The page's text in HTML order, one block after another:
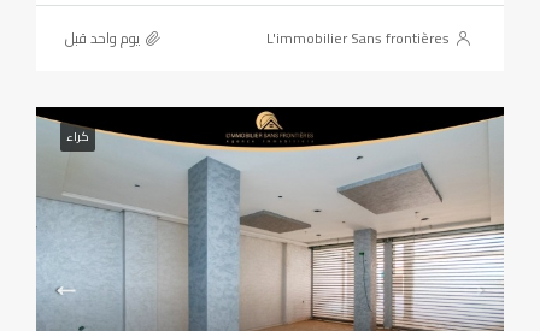
L'immobilier Sans frontières ‏يوم واحد قبل
كراء